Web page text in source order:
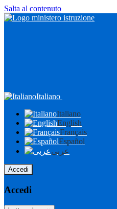
Salta al contenuto
Italiano
Italiano
English
Français
Español
عربى
Accedi
Accedi